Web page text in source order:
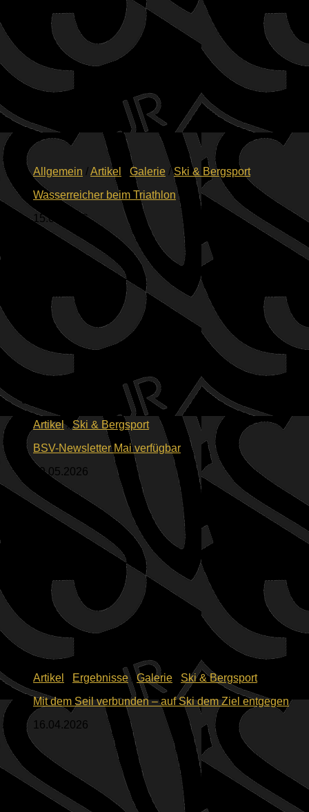
Allgemein /Artikel Galerie /Ski & Bergsport
Wasserreicher beim Triathlon
15.06.2026
Artikel/ Ski & Bergsport
BSV-Newsletter Mai verfügbar
29.05.2026
Artikel Ergebnisse/Galerie
Ski & Bergsport
Mit dem Seil verbunden – auf Ski dem Ziel entgegen
16.04.2026